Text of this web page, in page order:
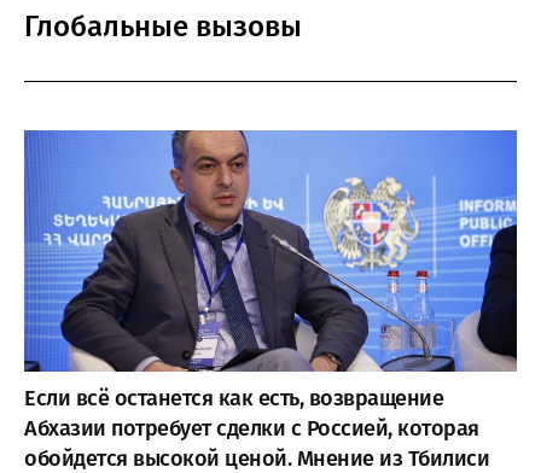
Глобальные вызовы
Если всё останется как есть, возвращение
Абхазии потребует сделки с Россией, которая
обойдется высокой ценой. Мнение из Тбилиси